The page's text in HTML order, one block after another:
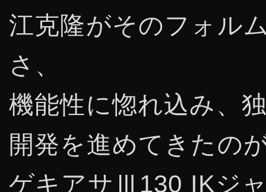
江克隆がそのフォル
さ、
機能性に惚れ込み、
開発を進めてきたの
ゲキアサⅢ130 IKジ